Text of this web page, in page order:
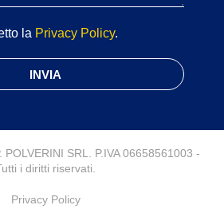
la Privacy Policy.
INVIA
SRL. P.IVA 06658561003 -
i diritti riservati.
Privacy Policy